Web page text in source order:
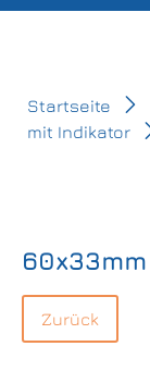
Startseite
mit Indikator
60x33mm